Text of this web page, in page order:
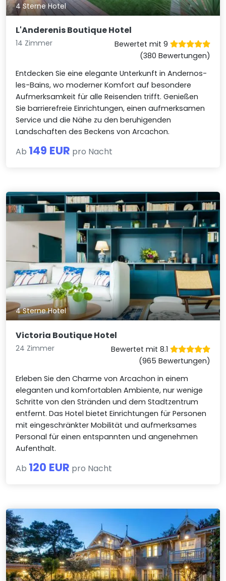
4 Sterne Hotel
L'Anderenis Boutique Hotel
14 Zimmer
Bewertet mit 9
(380 Bewertungen)
Entdecken Sie eine elegante Unterkunft in Andernos-
les-Bains, wo moderner Komfort auf besondere
Aufmerksamkeit für alle Reisenden trifft. Genießen
Sie barrierefreie Einrichtungen, einen aufmerksamen
Service und die Nähe zu den beruhigenden
Landschaften des Beckens von Arcachon.
Ab 149 EUR pro Nacht
4 Sterne Hotel
Victoria Boutique Hotel
24 Zimmer
Bewertet mit 8.1
(965 Bewertungen)
Erleben Sie den Charme von Arcachon in einem
eleganten und komfortablen Ambiente, nur wenige
Schritte von den Stränden und dem Stadtzentrum
entfernt. Das Hotel bietet Einrichtungen für Personen
mit eingeschränkter Mobilität und aufmerksames
Personal für einen entspannten und angenehmen
Aufenthalt.
Ab 120 EUR pro Nacht